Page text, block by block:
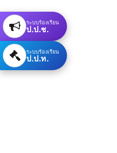
ระบบร้องเรียน
ป.ป.ช.
ระบบร้องเรียน
ป.ป.ท.